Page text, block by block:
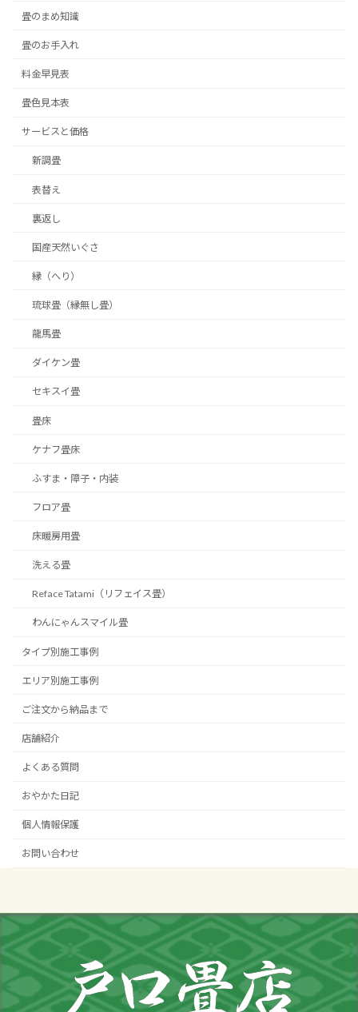
畳のまめ知識
畳のお手入れ
料金早見表
畳色見本表
サービスと価格
新調畳
表替え
裏返し
国産天然いぐさ
縁（へり）
琉球畳（縁無し畳）
龍馬畳
ダイケン畳
セキスイ畳
畳床
ケナフ畳床
ふすま・障子・内装
フロア畳
床暖房用畳
洗える畳
Reface Tatami（リフェイス畳）
わんにゃんスマイル畳
タイプ別施工事例
エリア別施工事例
ご注文から納品まで
店舗紹介
よくある質問
おやかた日記
個人情報保護
お問い合わせ